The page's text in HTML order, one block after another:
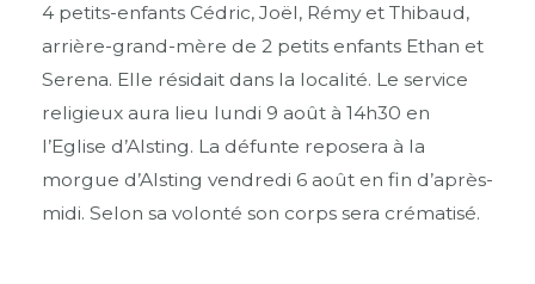
4 petits-enfants Cédric, Joël, Rémy et Thibaud,
arrière-grand-mère de 2 petits enfants Ethan et
Serena. Elle résidait dans la localité. Le service
religieux aura lieu lundi 9 août à 14h30 en
l’Eglise d’Alsting. La défunte reposera à la
morgue d’Alsting vendredi 6 août en fin d’après-
midi. Selon sa volonté son corps sera crématisé.